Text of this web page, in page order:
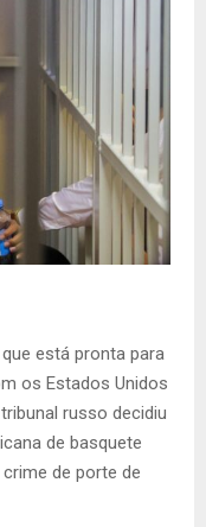
está pronta para
os Estados Unidos
russo decidiu
de basquete
de porte de